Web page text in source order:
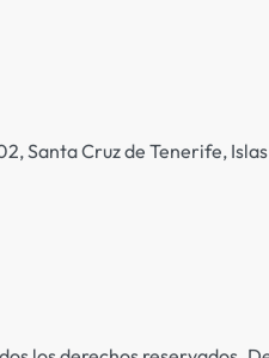
Santa Cruz de Tenerife,